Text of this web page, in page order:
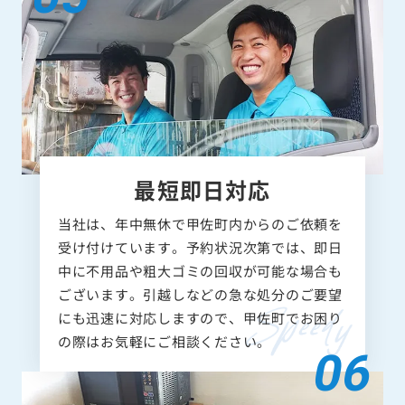
最短即日対応
当社は、年中無休で甲佐町内からのご依頼を
受け付けています。予約状況次第では、即日
中に不用品や粗大ゴミの回収が可能な場合も
ございます。引越しなどの急な処分のご要望
にも迅速に対応しますので、甲佐町でお困り
の際はお気軽にご相談ください。